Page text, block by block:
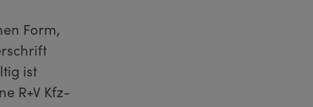
Form,
ist
R+V Kfz-